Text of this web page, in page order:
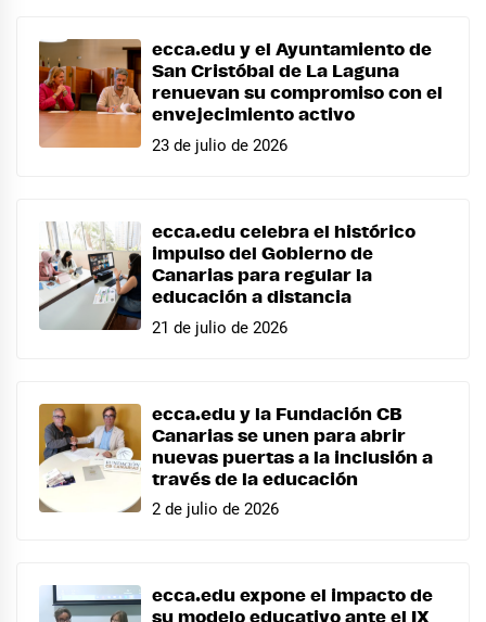
ecca.edu y el Ayuntamiento de
San Cristóbal de La Laguna
renuevan su compromiso con el
envejecimiento activo
23 de julio de 2026
ecca.edu celebra el histórico
impulso del Gobierno de
Canarias para regular la
educación a distancia
21 de julio de 2026
ecca.edu y la Fundación CB
Canarias se unen para abrir
nuevas puertas a la inclusión a
través de la educación
2 de julio de 2026
ecca.edu expone el impacto de
su modelo educativo ante el IX